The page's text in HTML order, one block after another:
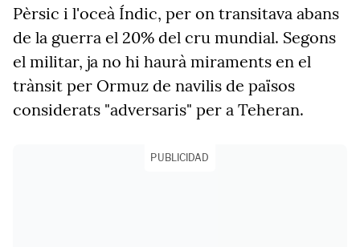
Pèrsic i l'oceà Índic, per on transitava abans
de la guerra el 20% del cru mundial. Segons
el militar, ja no hi haurà miraments en el
trànsit per Ormuz de navilis de països
considerats "adversaris" per a Teheran.
PUBLICIDAD